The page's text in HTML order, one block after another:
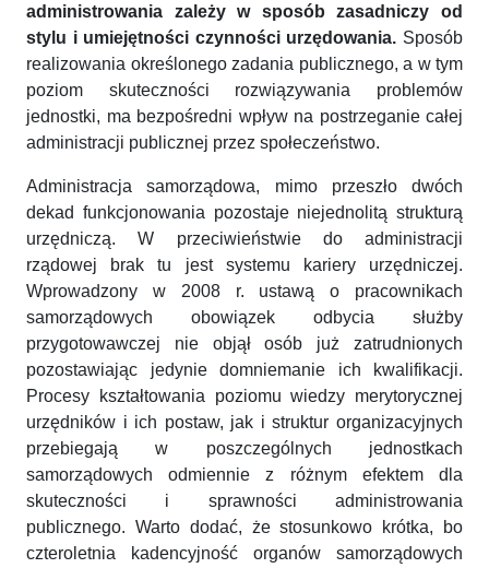
administrowania zależy w sposób zasadniczy od
stylu i umiejętności czynności urzędowania. Sposób
realizowania określonego zadania publicznego, a w tym
poziom skuteczności rozwiązywania problemów
jednostki, ma bezpośredni wpływ na postrzeganie całej
administracji publicznej przez społeczeństwo.
Administracja samorządowa, mimo przeszło dwóch
dekad funkcjonowania pozostaje niejednolitą strukturą
urzędniczą. W przeciwieństwie do administracji
rządowej brak tu jest systemu kariery urzędniczej.
Wprowadzony w 2008 r. ustawą o pracownikach
samorządowych obowiązek odbycia służby
przygotowawczej nie objął osób już zatrudnionych
pozostawiając jedynie domniemanie ich kwalifikacji.
Procesy kształtowania poziomu wiedzy merytorycznej
urzędników i ich postaw, jak i struktur organizacyjnych
przebiegają w poszczególnych jednostkach
samorządowych odmiennie z różnym efektem dla
skuteczności i sprawności administrowania
publicznego. Warto dodać, że stosunkowo krótka, bo
czteroletnia kadencyjność organów samorządowych